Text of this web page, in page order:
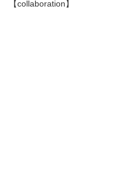
【collaboration】